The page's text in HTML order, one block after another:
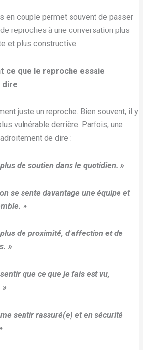
en couple permet souvent de passer
reproches à une conversation plus
et plus constructive.
ce que le reproche essaie
dire
juste un reproche. Bien souvent, il y
vulnérable derrière. Parfois, une
de dire :
de soutien dans le quotidien. »
se sente davantage une équipe et
»
de proximité, d’affection et de
»
que ce que je fais est vu,
»
sentir rassuré(e) et en sécurité